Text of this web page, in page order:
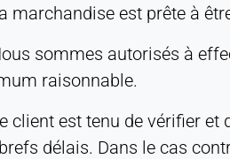
marchandise est prête à
sommes autorisés à
raisonnable.
client est tenu de vérifier
délais. Dans le cas
l'efficacité du marketing et
lidc